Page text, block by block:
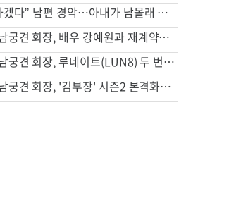
“겸상 못하겠다” 남편 경악…아내가 남몰래 즐긴 ‘충격적 간식’ [이혼의 세계]
판타지오 남궁견 회장, 배우 강예원과 재계약…새 프로필 공개하며 활동 재개
판타지오 남궁견 회장, 루네이트(LUN8) 두 번째 유럽투어 지원…글로벌 활동 확대
판타지오 남궁견 회장, '김부장' 시즌2 본격화… "흥행 신드롬 잇는다"